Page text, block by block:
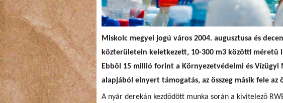
Miskolc megyei jogú város 2004. augusztusa és
közterületein keletkezett, 10-300 m3 közötti méretû
Ebbõl 15 millió forint a Környezetvédelmi és Vízügyi
alapjából elnyert támogatás, az összeg másik fele
A nyár derekán kezdõdött munka során a kivitelezõ